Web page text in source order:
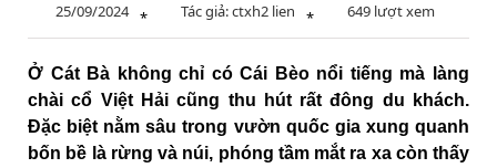
25/09/2024 * Tác giả: ctxh2 lien * 649 lượt xem
Ở Cát Bà không chỉ có Cái Bèo nổi tiếng mà làng
chài cổ Việt Hải cũng thu hút rất đông du khách.
Đặc biệt nằm sâu trong vườn quốc gia xung quanh
bốn bề là rừng và núi, phóng tầm mắt ra xa còn thấy